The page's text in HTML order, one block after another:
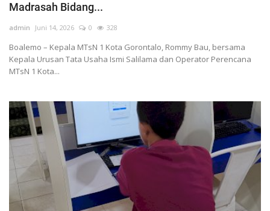
Madrasah Bidang...
admin Juni 14, 2026 0 328
Boalemo – Kepala MTsN 1 Kota Gorontalo, Rommy Bau, bersama
Kepala Urusan Tata Usaha Ismi Salilama dan Operator Perencana
MTsN 1 Kota...